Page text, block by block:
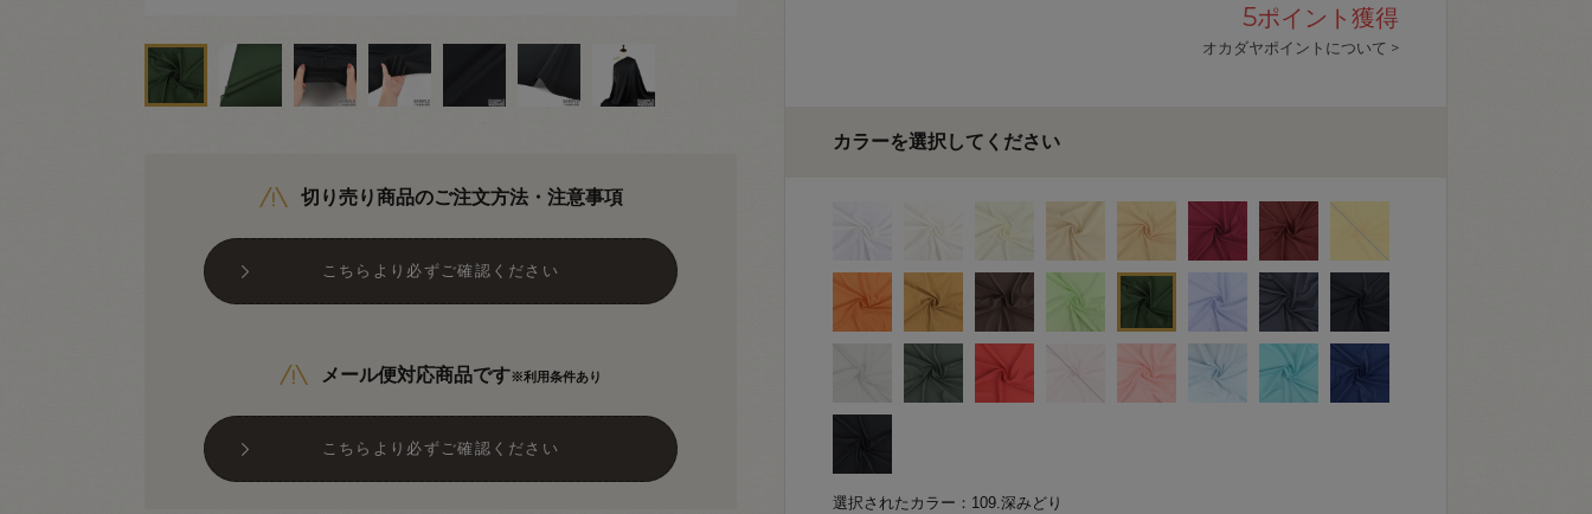
切り売り商品のご注文方法・注意事項
こちらより必ずご確認ください
メール便対応商品です※利用条件あり
こちらより必ずご確認ください
5ポイント獲得
オカダヤポイントについて >
カラーを選択してください
選択されたカラー：109.深みどり